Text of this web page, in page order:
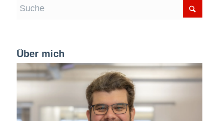
Über mich